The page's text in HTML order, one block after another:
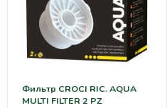
Фильтр CROCI RIC. AQUA
MULTI FILTER 2 PZ